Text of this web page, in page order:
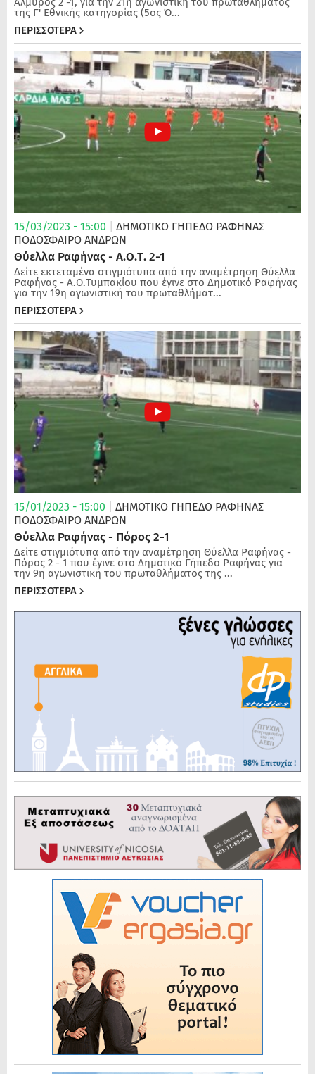
της Γ' Εθνικής κατηγορίας (5ος Ό...
ΠΕΡΙΣΣΟΤΕΡΑ
15/03/2023 - 15:00
ΔΗΜΟΤΙΚΟ ΓΗΠΕΔΟ ΡΑΦΗΝΑΣ
ΠΟΔΌΣΦΑΙΡΟ ΑΝΔΡΏΝ
Θύελλα Ραφήνας - Α.Ο.Τ. 2-1
Δείτε εκτεταμένα στιγμιότυπα από την αναμέτρηση Θύελλα
Ραφήνας - Α.Ο.Τυμπακίου που έγινε στο Δημοτικό Ραφήνας
για την 19η αγωνιστική του πρωταθλήματ...
ΠΕΡΙΣΣΟΤΕΡΑ
15/01/2023 - 15:00
ΔΗΜΟΤΙΚΟ ΓΗΠΕΔΟ ΡΑΦΗΝΑΣ
ΠΟΔΌΣΦΑΙΡΟ ΑΝΔΡΏΝ
Θύελλα Ραφήνας - Πόρος 2-1
Δείτε στιγμιότυπα από την αναμέτρηση Θύελλα Ραφήνας -
Πόρος 2 - 1 που έγινε στο Δημοτικό Γήπεδο Ραφήνας για
την 9η αγωνιστική του πρωταθλήματος της ...
ΠΕΡΙΣΣΟΤΕΡΑ